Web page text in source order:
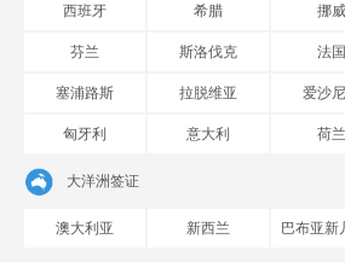
西班牙 希腊 挪威
芬兰 斯洛伐克 法国
塞浦路斯 拉脱维亚 爱沙
匈牙利 意大利 荷兰
大洋洲签证
澳大利亚 新西兰 巴布亚新